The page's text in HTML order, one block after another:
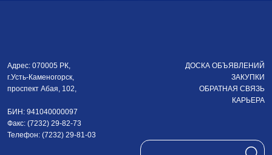
Адрес: 070005 РК,
г.Усть-Каменогорск,
проспект Абая, 102,
БИН: 941040000097
Факс: (7232) 29-82-73
Телефон: (7232) 29-81-03
ДОСКА ОБЪЯВЛЕНИЙ
ЗАКУПКИ
ОБРАТНАЯ СВЯЗЬ
КАРЬЕРА